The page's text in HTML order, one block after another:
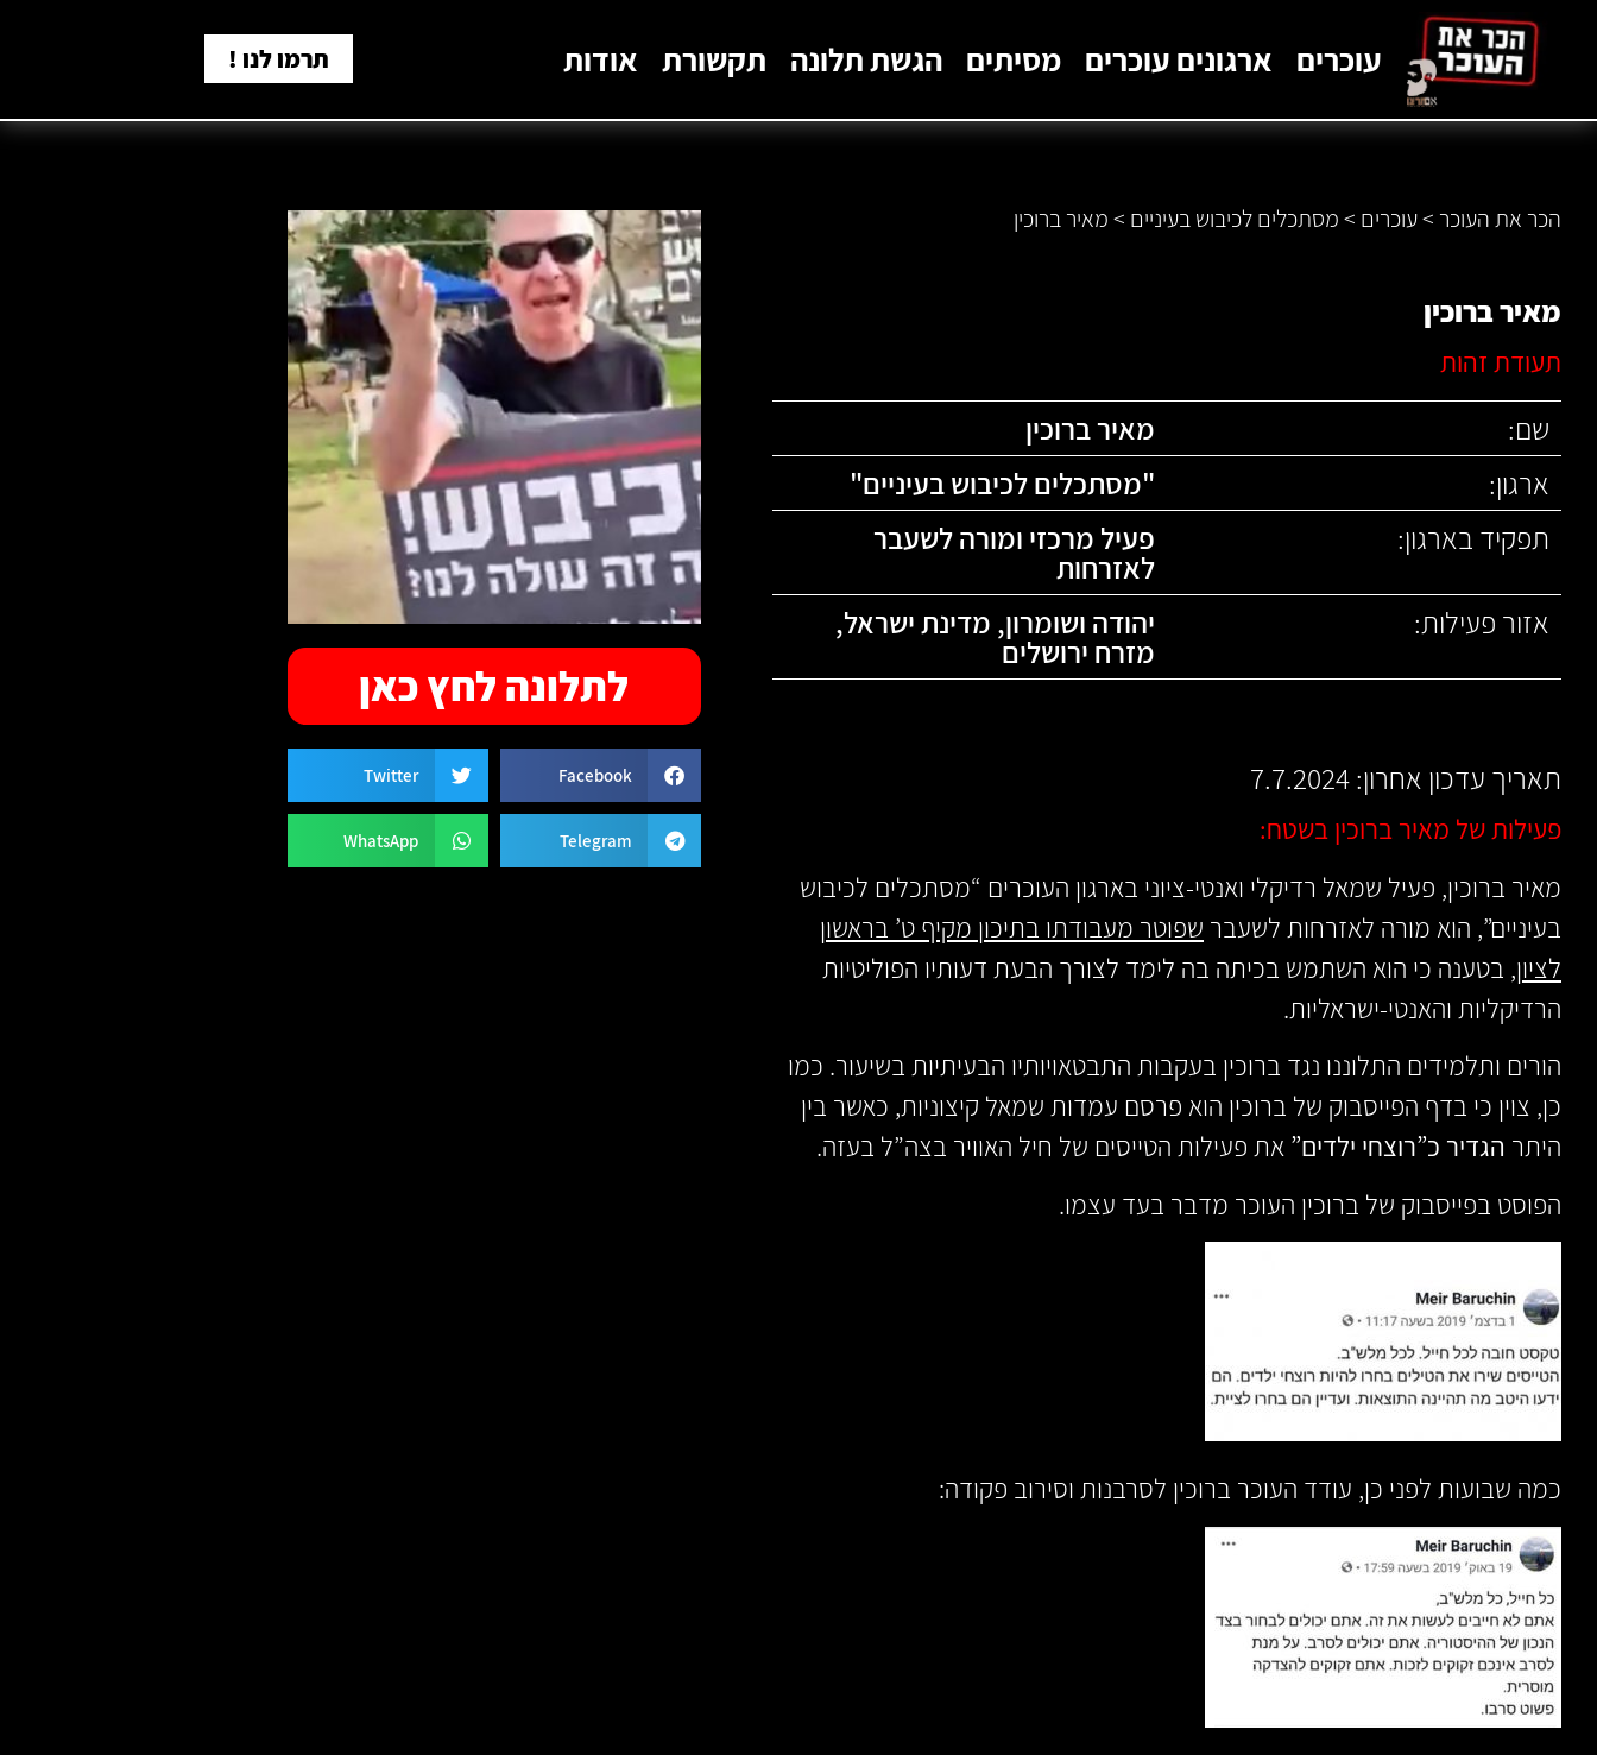
עוכרים ארגונים עוכרים מסיתים הגשת תלונה תקשורת אודות תרמו לנו !
הכר את העוכר >עוכרים >מסתכלים לכיבוש בעיניים >מאיר ברוכין
מאיר ברוכין
תעודת זהות
שם:
מאיר ברוכין
ארגון:
"מסתכלים לכיבוש בעיניים"
תפקיד בארגון:
פעיל מרכזי ומורה לשעבר
לאזרחות
אזור פעילות:
יהודה ושומרון, מדינת ישראל,
מזרח ירושלים
תאריך עדכון אחרון: 7.7.2024
פעילות של מאיר ברוכין בשטח:
מאיר ברוכין, פעיל שמאל רדיקלי ואנטי-ציוני בארגון העוכרים “מסתכלים לכיבוש
בעיניים”, הוא מורה לאזרחות לשעבר שפוטר מעבודתו בתיכון מקיף ט’ בראשון
לציון, בטענה כי הוא השתמש בכיתה בה לימד לצורך הבעת דעותיו הפוליטיות
הרדיקליות והאנטי-ישראליות.
הורים ותלמידים התלוננו נגד ברוכין בעקבות התבטאויותיו הבעיתיות בשיעור. כמו
כן, צוין כי בדף הפייסבוק של ברוכין הוא פרסם עמדות שמאל קיצוניות, כאשר בין
היתר הגדיר כ”רוצחי ילדים” את פעילות הטייסים של חיל האוויר בצה”ל בעזה.
הפוסט בפייסבוק של ברוכין העוכר מדבר בעד עצמו.
כמה שבועות לפני כן, עודד העוכר ברוכין לסרבנות וסירוב פקודה:
לתלונה לחץ כאן
Facebook
Twitter
Telegram
WhatsApp